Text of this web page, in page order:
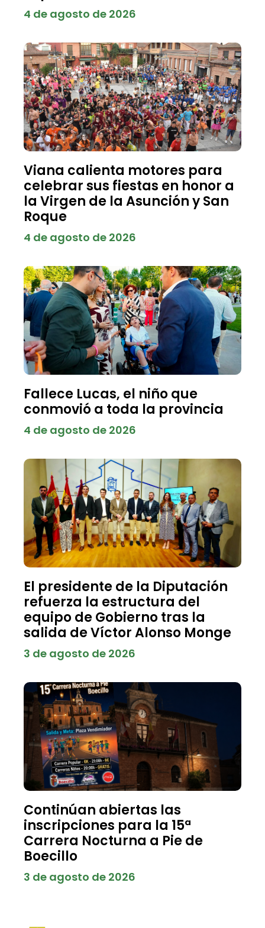
4 de agosto de 2026
Viana calienta motores para
celebrar sus fiestas en honor a
la Virgen de la Asunción y San
Roque
4 de agosto de 2026
Fallece Lucas, el niño que
conmovió a toda la provincia
4 de agosto de 2026
El presidente de la Diputación
refuerza la estructura del
equipo de Gobierno tras la
salida de Víctor Alonso Monge
3 de agosto de 2026
Continúan abiertas las
inscripciones para la 15ª
Carrera Nocturna a Pie de
Boecillo
3 de agosto de 2026